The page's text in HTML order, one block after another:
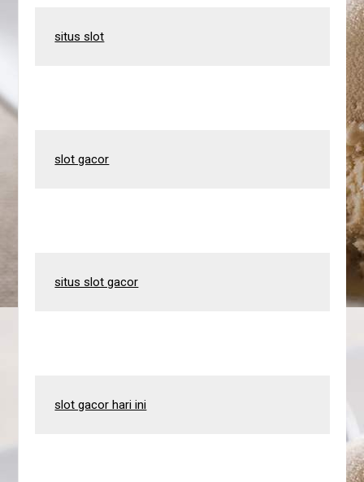
situs slot
slot gacor
situs slot gacor
slot gacor hari ini